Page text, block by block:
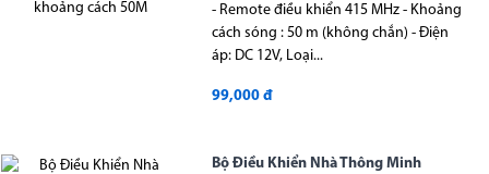
- Remote điều khiển 415 MHz - Khoảng
cách sóng : 50 m (không chắn) - Điện
áp: DC 12V, Loại...
99,000 đ
Bộ Điều Khiển Nhà Thông Minh